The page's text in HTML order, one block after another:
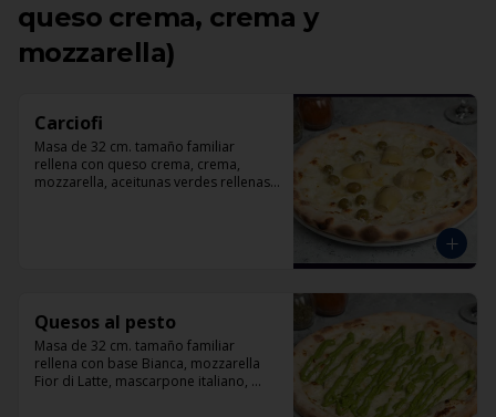
queso crema, crema y
mozzarella)
Carciofi
Masa de 32 cm. tamaño familiar
rellena con queso crema, crema,
mozzarella, aceitunas verdes rellenas
Quesos al pesto
Masa de 32 cm. tamaño familiar
rellena con base Bianca, mozzarella
Fior di Latte, mascarpone italiano,